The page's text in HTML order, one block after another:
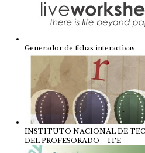
Generador de fichas interactivas
INSTITUTO NACIONAL DE
DEL PROFESORADO – ITE